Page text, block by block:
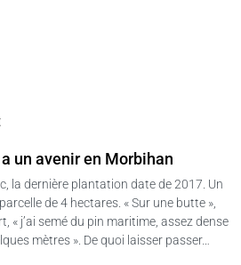
un avenir en Morbihan
la dernière plantation date de 2017. Un
de 4 hectares. « Sur une butte »,
« j’ai semé du pin maritime, assez dense
mètres ». De quoi laisser passer…